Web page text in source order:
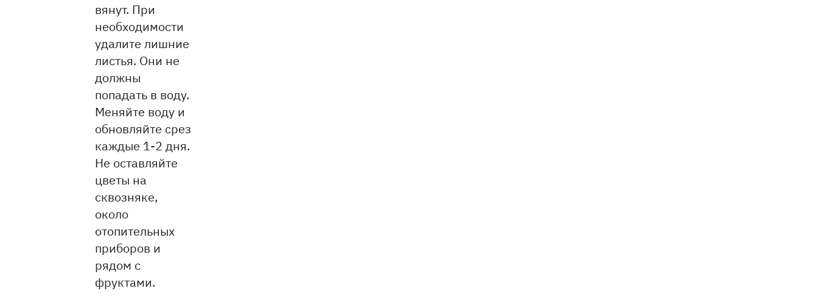
вянут. При
необходимости
удалите лишние
листья. Они не
должны
попадать в воду.
Меняйте воду и
обновляйте срез
каждые 1-2 дня.
Не оставляйте
цветы на
сквозняке,
около
отопительных
приборов и
рядом с
фруктами.